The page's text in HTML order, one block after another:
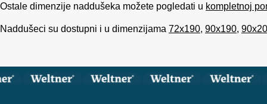
Ostale dimenzije naddušeka možete pogledati u kompletnoj
Naddušeci su dostupni i u dimenzijama 72x190, 90x190,